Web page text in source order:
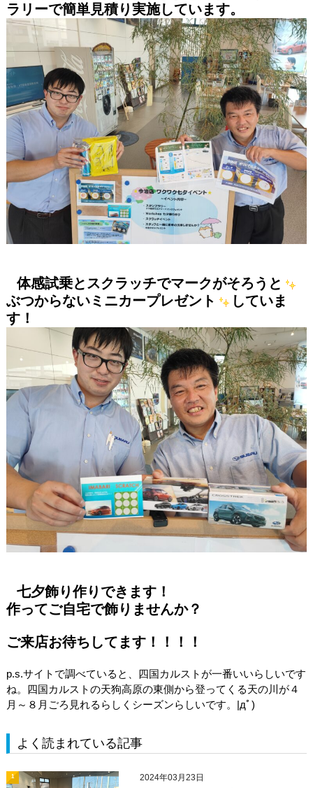
ラリーで簡単見積り実施しています。
体感試乗とスクラッチでマークがそろうと
ぶつからないミニカープレゼント
していま
す！
七夕飾り作りできます！
作ってご自宅で飾りませんか？
ご来店お待ちしてます！！！！
p.s.サイトで調べていると、四国カルストが一番いいらしいです
ね。四国カルストの天狗高原の東側から登ってくる天の川が４
月～８月ごろ見れるらしくシーズンらしいです。|дﾟ)
よく読まれている記事
1 2024年03月23日